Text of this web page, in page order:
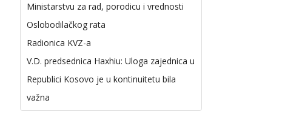
Ministarstvu za rad, porodicu i vrednosti
Oslobodilačkog rata
Radionica KVZ-a
V.D. predsednica Haxhiu: Uloga zajednica u
Republici Kosovo je u kontinuitetu bila
važna